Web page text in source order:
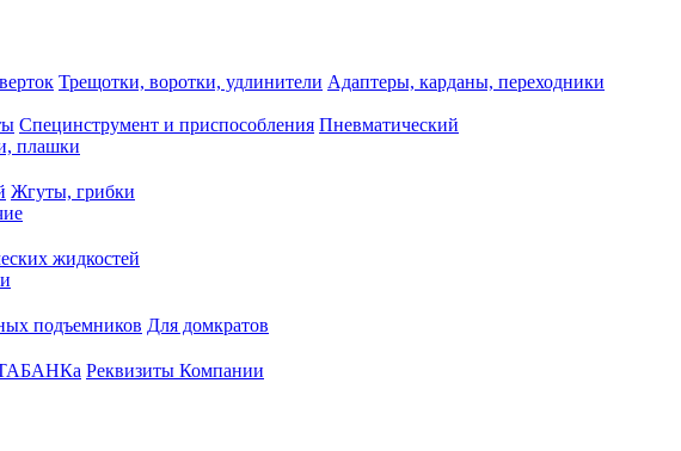
Трещотки, воротки, удлинители Адаптеры, карданы, переходники
Специнструмент и приспособления Пневматический
плашки
Жгуты, грибки
жидкостей
подъемников Для домкратов
Реквизиты Компании